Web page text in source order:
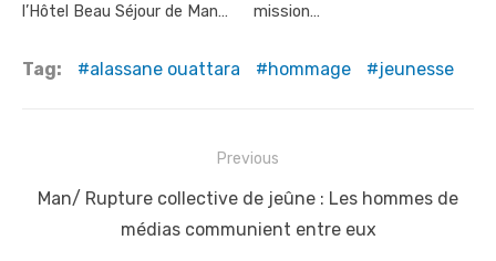
l’Hôtel Beau Séjour de Man…
mission…
Tag: alassane ouattara hommage jeunesse
navigation
Previous
Previous
Man/ Rupture collective de jeûne : Les hommes de
médias communient entre eux